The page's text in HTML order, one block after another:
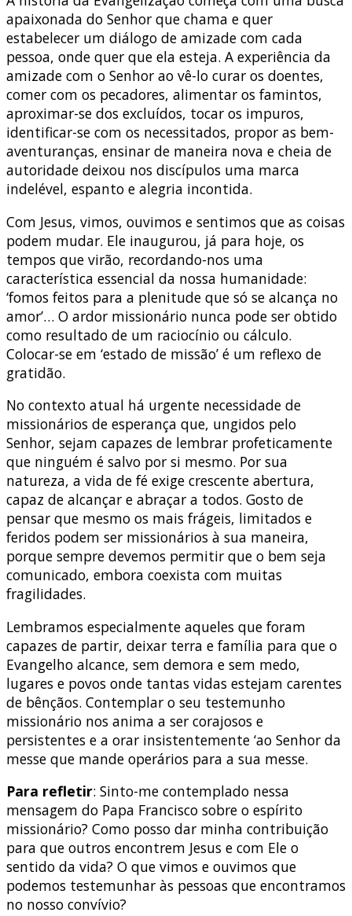
apaixonada do Senhor que chama e quer
estabelecer um diálogo de amizade com cada
pessoa, onde quer que ela esteja. A experiência da
amizade com o Senhor ao vê-lo curar os doentes,
comer com os pecadores, alimentar os famintos,
aproximar-se dos excluídos, tocar os impuros,
identificar-se com os necessitados, propor as bem-
aventuranças, ensinar de maneira nova e cheia de
autoridade deixou nos discípulos uma marca
indelével, espanto e alegria incontida.
Com Jesus, vimos, ouvimos e sentimos que as coisas
podem mudar. Ele inaugurou, já para hoje, os
tempos que virão, recordando-nos uma
característica essencial da nossa humanidade:
‘fomos feitos para a plenitude que só se alcança no
amor’… O ardor missionário nunca pode ser obtido
como resultado de um raciocínio ou cálculo.
Colocar-se em ‘estado de missão’ é um reflexo de
gratidão.
No contexto atual há urgente necessidade de
missionários de esperança que, ungidos pelo
Senhor, sejam capazes de lembrar profeticamente
que ninguém é salvo por si mesmo. Por sua
natureza, a vida de fé exige crescente abertura,
capaz de alcançar e abraçar a todos. Gosto de
pensar que mesmo os mais frágeis, limitados e
feridos podem ser missionários à sua maneira,
porque sempre devemos permitir que o bem seja
comunicado, embora coexista com muitas
fragilidades.
Lembramos especialmente aqueles que foram
capazes de partir, deixar terra e família para que o
Evangelho alcance, sem demora e sem medo,
lugares e povos onde tantas vidas estejam carentes
de bênçãos. Contemplar o seu testemunho
missionário nos anima a ser corajosos e
persistentes e a orar insistentemente ‘ao Senhor da
messe que mande operários para a sua messe.
Para refletir: Sinto-me contemplado nessa
mensagem do Papa Francisco sobre o espírito
missionário? Como posso dar minha contribuição
para que outros encontrem Jesus e com Ele o
sentido da vida? O que vimos e ouvimos que
podemos testemunhar às pessoas que encontramos
no nosso convívio?